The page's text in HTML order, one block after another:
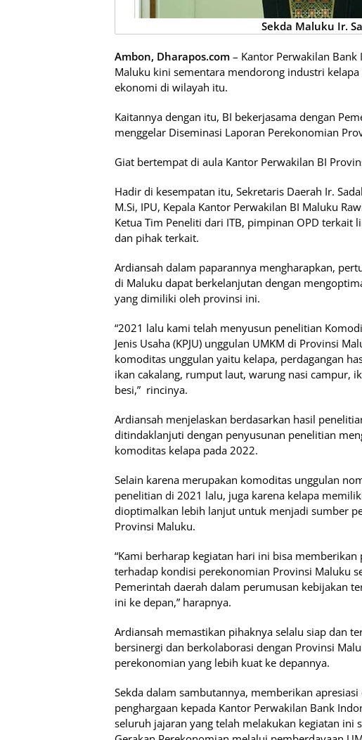
Sekda Maluku Ir.
Ambon, Dharapos.com – Kantor Perwakilan Bank
Maluku kini sementara mendorong industri
ekonomi di wilayah itu.
Kaitannya dengan itu, BI bekerjasama dengan
menggelar Diseminasi Laporan Perekonomian
Giat bertempat di aula Kantor Perwakilan BI
Hadir di kesempatan itu, Sekretaris Daerah Ir.
M.Si, IPU, Kepala Kantor Perwakilan BI Maluku
Ketua Tim Peneliti dari ITB, pimpinan OPD terkait
dan pihak terkait.
Ardiansah dalam paparannya mengharapkan,
di Maluku dapat berkelanjutan dengan
yang dimiliki oleh provinsi ini.
“2021 lalu kami telah menyusun penelitian
Jenis Usaha (KPJU) unggulan UMKM di Provinsi
komoditas unggulan yaitu kelapa, perdagangan
ikan cakalang, rumput laut, warung nasi campur,
besi,” rincinya.
Ardiansah menjelaskan berdasarkan hasil
ditindaklanjuti dengan penyusunan penelitian
komoditas kelapa pada 2022.
Selain karena merupakan komoditas unggulan
penelitian di 2021 lalu, juga karena kelapa
dioptimalkan lebih lanjut untuk menjadi sumber
Provinsi Maluku.
“Kami berharap kegiatan hari ini bisa memberikan
terhadap kondisi perekonomian Provinsi Maluku
Pemerintah daerah dalam perumusan kebijakan
ini ke depan,” harapnya.
Ardiansah memastikan pihaknya selalu siap dan
bersinergi dan berkolaborasi dengan Provinsi
perekonomian yang lebih kuat ke depannya.
Sekda dalam sambutannya, memberikan apresiasi
penghargaan kepada Kantor Perwakilan Bank
seluruh jajaran yang telah melakukan kegiatan ini